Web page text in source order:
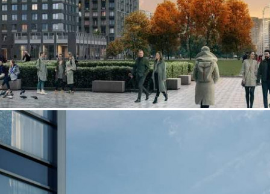
Дмитровское шоссе, д.75/77
Расположено
Этаж
2
Предлагается
Продажа
Желаемый / подходящий вид деятельности
Не указано
Назначение
Не указано
Размер площади (м2)
29.3
Цена за помещение
13 789 800 руб.
О помещении